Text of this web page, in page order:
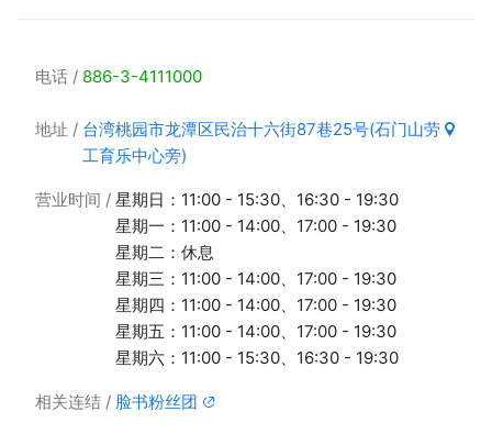
电话 886-3-4111000
地址
台湾桃园市龙潭区民治十六街87巷25号(石门山劳
工育乐中心旁)
营业时间
星期日：11:00 - 15:30、16:30 - 19:30
星期一：11:00 - 14:00、17:00 - 19:30
星期二：休息
星期三：11:00 - 14:00、17:00 - 19:30
星期四：11:00 - 14:00、17:00 - 19:30
星期五：11:00 - 14:00、17:00 - 19:30
星期六：11:00 - 15:30、16:30 - 19:30
相关连结 脸书粉丝团